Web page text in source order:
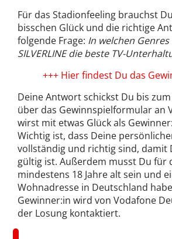
Für das Stadionfeeling brauchst
bisschen Glück und die richtige
folgende Frage: In welchen
SILVERLINE die beste TV-
+++ Hier findest Du das
Deine Antwort schickst Du bis zum
über das Gewinnspielformular an
wirst mit etwas Glück als
Wichtig ist, dass Deine
vollständig und richtig sind, damit
gültig ist. Außerdem musst Du für
mindestens 18 Jahre alt sein und
Wohnadresse in Deutschland
Gewinner:in wird von Vodafone
der Losung kontaktiert.